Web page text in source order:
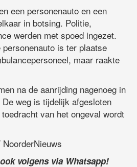
een personenauto en een
in botsing. Politie,
werden met spoed ingezet.
is ter plaatse
maar raakte
na de aanrijding nagenoeg in
weg is tijdelijk afgesloten
van het ongeval wordt
NoorderNieuws
volgens via Whatsapp!